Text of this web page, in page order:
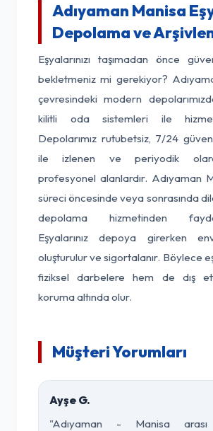
Adıyaman Manisa
Depolama ve
Eşyalarınızı taşımadan önce
bekletmeniz mi gerekiyor?
çevresindeki modern
kilitli oda sistemleri ile
Depolarımız rutubetsiz, 7/24
ile izlenen ve periyodik
profesyonel alanlardır. Adıyaman
süreci öncesinde veya sonrasında
depolama hizmetinden
Eşyalarınız depoya girerken
oluşturulur ve sigortalanır. Böylece
fiziksel darbelere hem de dış
koruma altında olur.
Müşteri Yorumları
Ayşe G.
"Adıyaman - Manisa arası